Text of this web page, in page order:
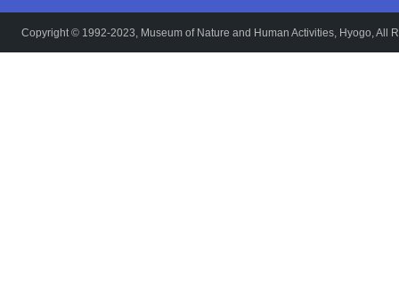
Copyright © 1992-2023, Museum of Nature and Human Activities, Hyogo, All